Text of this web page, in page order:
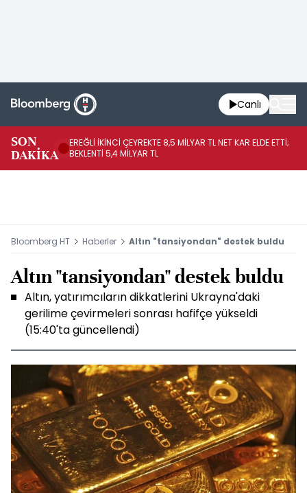
Canlı
SON
DAKİKA
EREĞLİ İKİNCİ ÇEYREKTE 8,5 MİLYAR TL NET KAR ELDE ETTİ;
BEKLENTİ 5,4 MİLYAR TL
Bloomberg HT Haberler Altın "tansiyondan" destek buldu
Altın "tansiyondan" destek buldu
Altın, yatırımcıların dikkatlerini Ukrayna'daki
gerilime çevirmeleri sonrası hafifçe yükseldi
(15:40'ta güncellendi)